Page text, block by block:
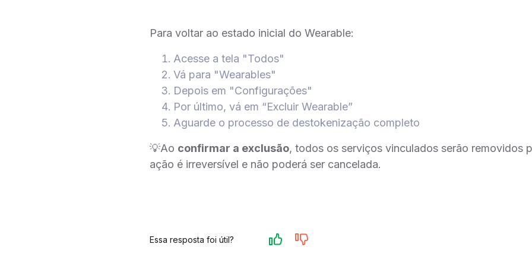
Para voltar ao estado inicial do Wearable:
Acesse a tela "Todos"
Vá para "Wearables"
Depois em "Configurações"
Por último, vá em “Excluir Wearable”
Aguarde o processo de destokenização completo
💡Ao confirmar a exclusão, todos os serviços vinculados serão removidos
ação é irreversível e não poderá ser cancelada.
Essa resposta foi útil?